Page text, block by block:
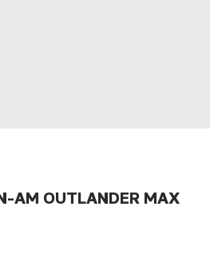
OUTLANDER MAX